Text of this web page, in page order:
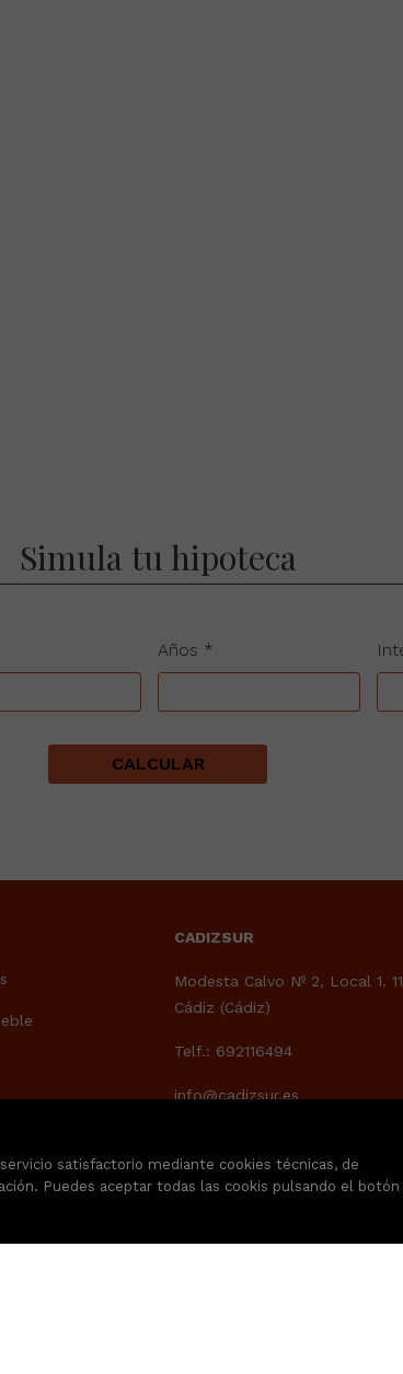
satisfactorio mediante cookies técnicas, de
Puedes aceptar todas las cookis pulsando el botón
Simula tu hipoteca
Años *
CALCULAR
CADIZSUR
Modesta Calvo Nº 2, Local 1.
Cádiz (Cádiz)
Telf.: 692116494
info@cadizsur.es